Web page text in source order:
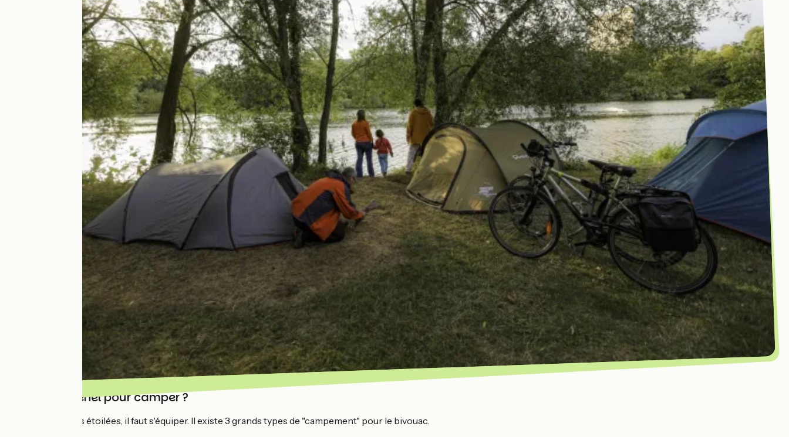
Quel matériel pour camper ?
Pour vos nuits étoilées, il faut s'équiper. Il existe 3 grands types de "campement" pour le bivouac.